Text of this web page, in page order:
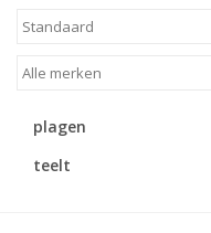
plagen
teelt